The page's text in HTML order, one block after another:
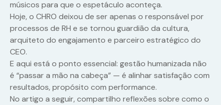
músicos para que o espetáculo aconteça.
Hoje, o CHRO deixou de ser apenas o responsável por
processos de RH e se tornou guardião da cultura,
arquiteto do engajamento e parceiro estratégico do
CEO.
E aqui está o ponto essencial: gestão humanizada não
é “passar a mão na cabeça” — é alinhar satisfação com
resultados, propósito com performance.
No artigo a seguir, compartilho reflexões sobre como o